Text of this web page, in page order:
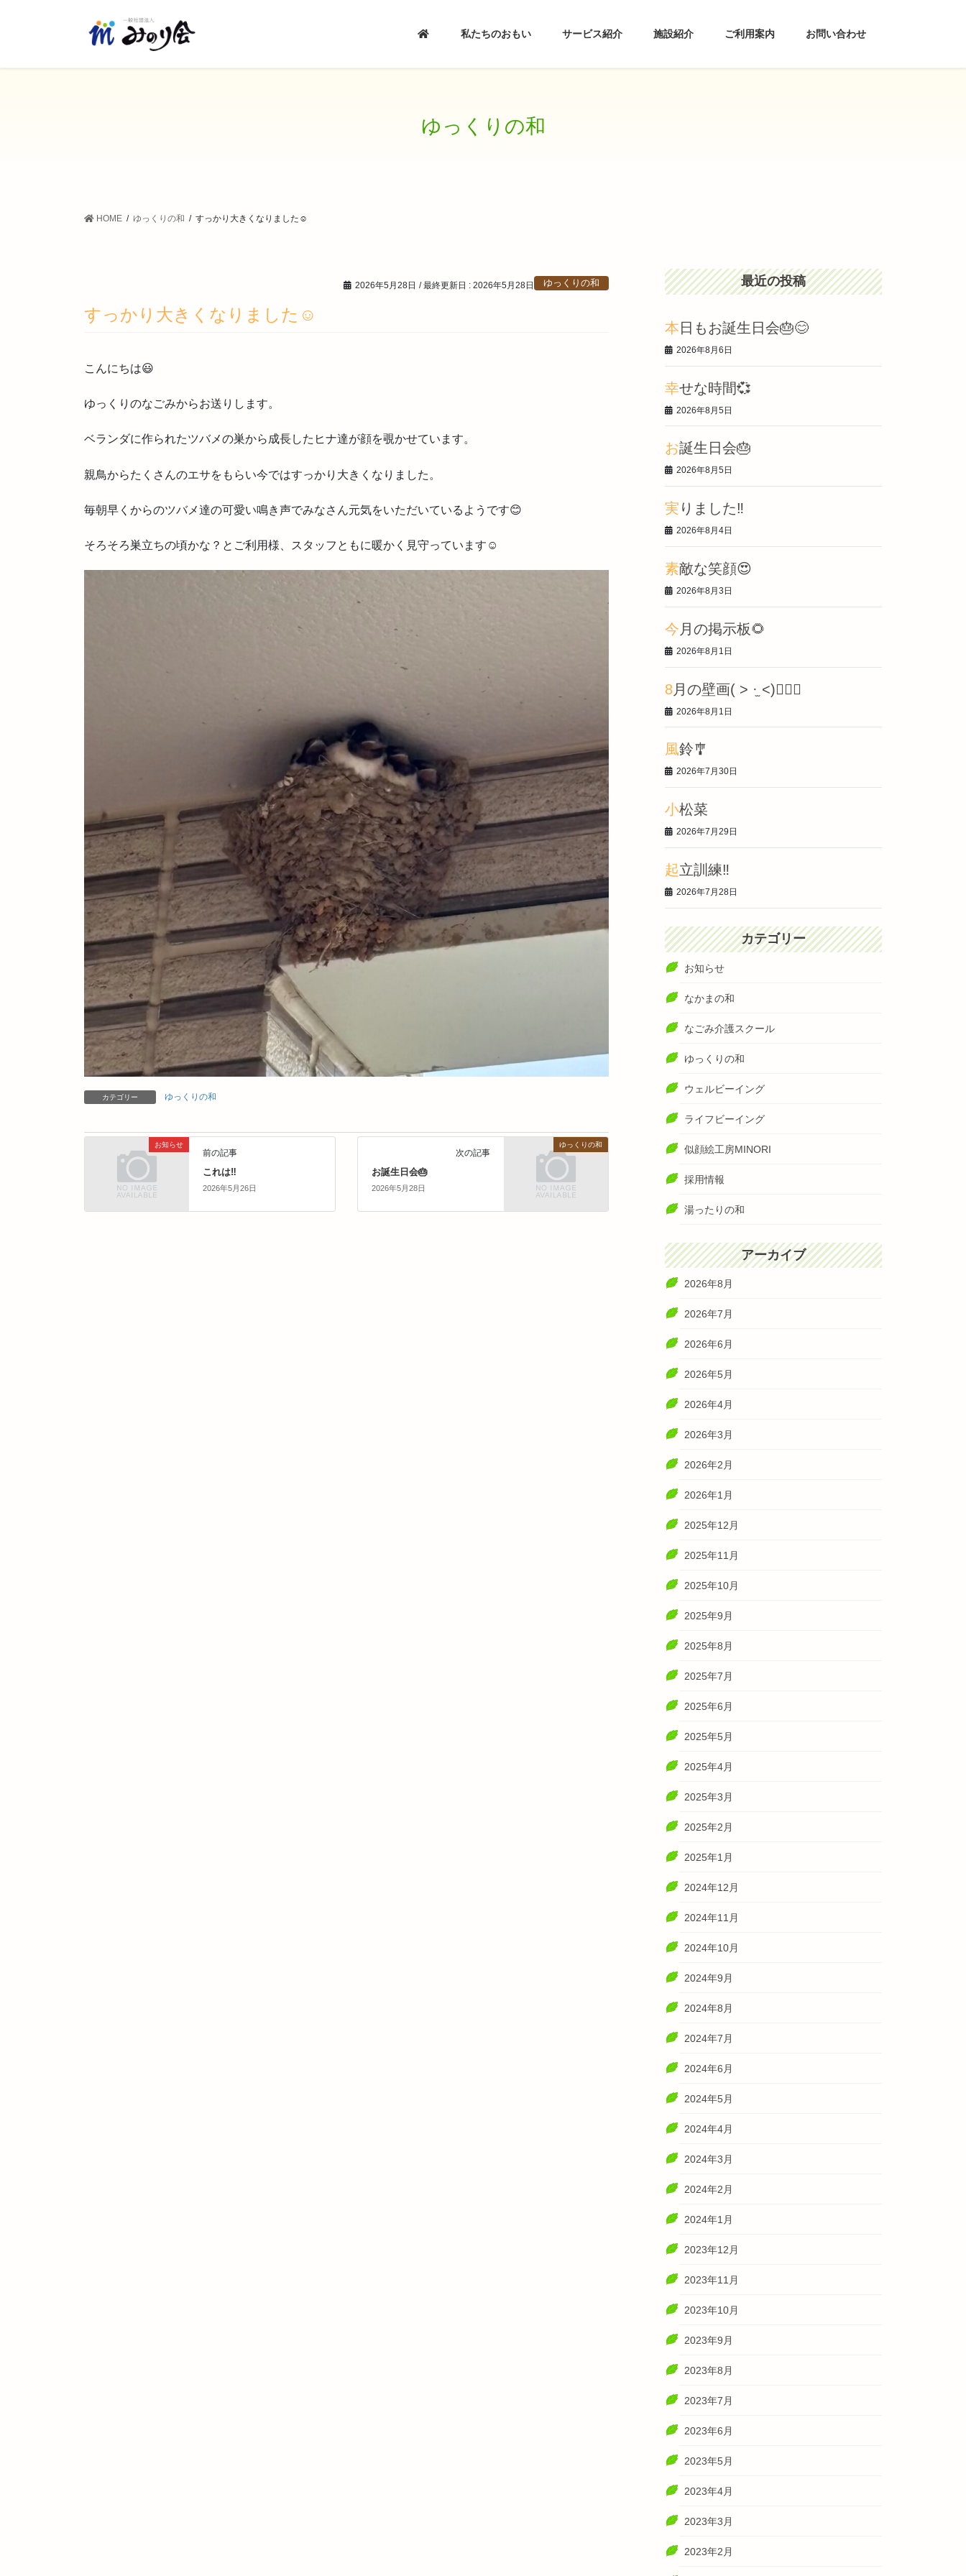
私たちのおもい サービス紹介 施設紹介 ご利用案内 お問い合わせ
ゆっくりの和
HOME ゆっくりの和 すっかり大きくなりました☺️
2026年5月28日 / 最終更新日 :2026年5月28日 ゆっくりの和
すっかり大きくなりました☺️
こんにちは😃
ゆっくりのなごみからお送りします。
ベランダに作られたツバメの巣から成長したヒナ達が顔を覗かせています。
親鳥からたくさんのエサをもらい今ではすっかり大きくなりました。
毎朝早くからのツバメ達の可愛い鳴き声でみなさん元気をいただいているようです😊
そろそろ巣立ちの頃かな？とご利用様、スタッフともに暖かく見守っています☺️
カテゴリー ゆっくりの和
お知らせ
前の記事
これは‼️
2026年5月26日
ゆっくりの和
次の記事
お誕生日会🎂
2026年5月28日
最近の投稿
本日もお誕生日会🎂😊
2026年8月6日
幸せな時間💞
2026年8月5日
お誕生日会🎂
2026年8月5日
実りました‼️
2026年8月4日
素敵な笑顔😍
2026年8月3日
今月の掲示板🌻
2026年8月1日
8月の壁画‎( > ·̫ <)👍🏻🌟
2026年8月1日
風鈴🎐
2026年7月30日
小松菜
2026年7月29日
起立訓練‼️
2026年7月28日
カテゴリー
お知らせ
なかまの和
なごみ介護スクール
ゆっくりの和
ウェルビーイング
ライフビーイング
似顔絵工房MINORI
採用情報
湯ったりの和
アーカイブ
2026年8月
2026年7月
2026年6月
2026年5月
2026年4月
2026年3月
2026年2月
2026年1月
2025年12月
2025年11月
2025年10月
2025年9月
2025年8月
2025年7月
2025年6月
2025年5月
2025年4月
2025年3月
2025年2月
2025年1月
2024年12月
2024年11月
2024年10月
2024年9月
2024年8月
2024年7月
2024年6月
2024年5月
2024年4月
2024年3月
2024年2月
2024年1月
2023年12月
2023年11月
2023年10月
2023年9月
2023年8月
2023年7月
2023年6月
2023年5月
2023年4月
2023年3月
2023年2月